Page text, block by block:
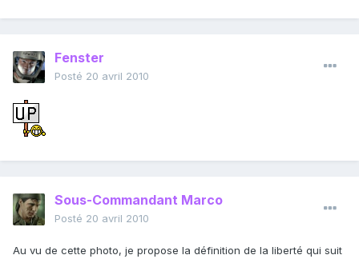
Fenster
Posté 20 avril 2010
Sous-Commandant Marco
Posté 20 avril 2010
Au vu de cette photo, je propose la définition de la liberté qui suit